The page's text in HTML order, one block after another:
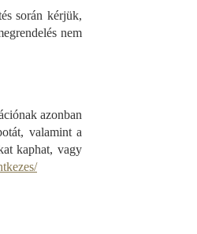
során kérjük,
nem
azonban
valamint a
kaphat, vagy